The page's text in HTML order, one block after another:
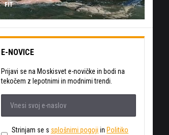
FIT
E-NOVICE
Prijavi se na Moskisvet e-novičke in bodi na
tekočem z lepotnimi in modnimi trendi.
Strinjam se s splošnimi pogoji in Politiko